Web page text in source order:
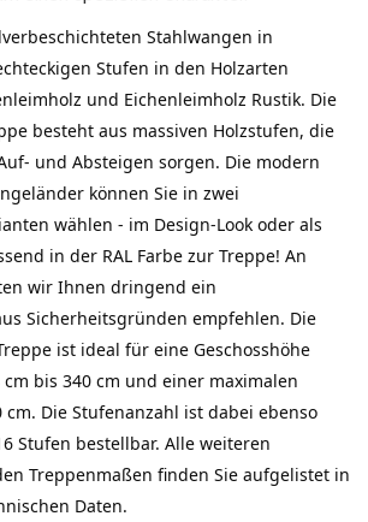
Stahlwangen in
Stufen in den Holzarten
und Eichenleimholz Rustik. Die
besteht aus massiven Holzstufen, die
und Absteigen sorgen. Die modern
können Sie in zwei
wählen - im Design-Look oder als
in der RAL Farbe zur Treppe! An
wir Ihnen dringend ein
Sicherheitsgründen empfehlen. Die
ist ideal für eine Geschosshöhe
bis 340 cm und einer maximalen
cm. Die Stufenanzahl ist dabei ebenso
Stufen bestellbar. Alle weiteren
Treppenmaßen finden Sie aufgelistet in
Daten.